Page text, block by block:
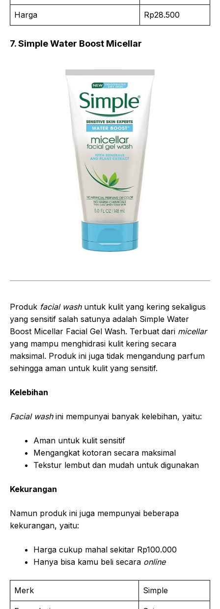
Harga Rp28.500
7. Simple Water Boost Micellar
Produk facial washuntuk kulit yang kering sekaligus
yang sensitif salah satunya adalah Simple Water
Boost Micellar Facial Gel Wash. Terbuat dari micellar
yang mampu menghidrasi kulit kering secara
maksimal. Produk ini juga tidak mengandung parfum
sehingga aman untuk kulit yang sensitif.
Kelebihan
Facial washini mempunyai banyak kelebihan, yaitu:
Aman untuk kulit sensitif
Mengangkat kotoran secara maksimal
Tekstur lembut dan mudah untuk digunakan
Kekurangan
Namun produk ini juga mempunyai beberapa
kekurangan, yaitu:
Harga cukup mahal sekitar Rp100.000
Hanya bisa kamu beli secara online
Merk Simple